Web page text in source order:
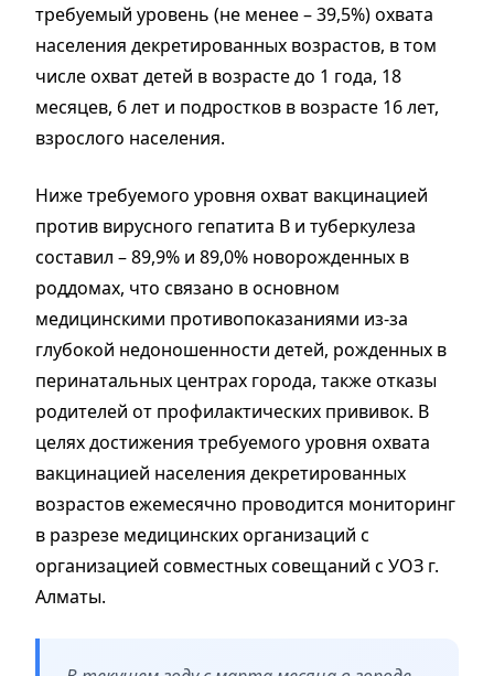
требуемый уровень (не менее – 39,5%) охвата
населения декретированных возрастов, в том
числе охват детей в возрасте до 1 года, 18
месяцев, 6 лет и подростков в возрасте 16 лет,
взрослого населения.
Ниже требуемого уровня охват вакцинацией
против вирусного гепатита В и туберкулеза
составил – 89,9% и 89,0% новорожденных в
роддомах, что связано в основном
медицинскими противопоказаниями из-за
глубокой недоношенности детей, рожденных в
перинатальных центрах города, также отказы
родителей от профилактических прививок. В
целях достижения требуемого уровня охвата
вакцинацией населения декретированных
возрастов ежемесячно проводится мониторинг
в разрезе медицинских организаций с
организацией совместных совещаний с УОЗ г.
Алматы.